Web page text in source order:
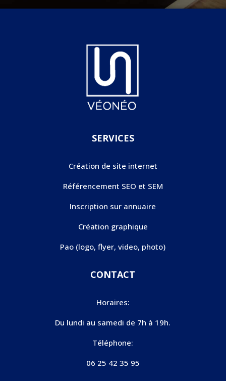
SERVICES
Création de site internet
Référencement SEO et SEM
Inscription sur annuaire
Création graphique
Pao (logo, flyer, video, photo)
CONTACT
Horaires:
Du lundi au samedi de 7h à 19h.
Téléphone:
06 25 42 35 95